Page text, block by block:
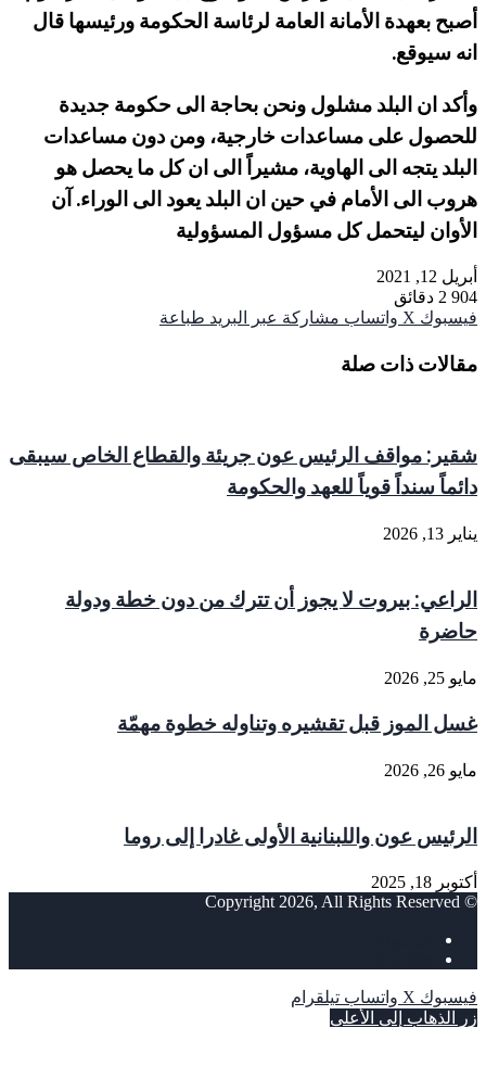
أصبح بعهدة الأمانة العامة لرئاسة الحكومة ورئيسها قال
انه سيوقع.
وأكد ان البلد مشلول ونحن بحاجة الى حكومة جديدة
للحصول على مساعدات خارجية، ومن دون مساعدات
البلد يتجه الى الهاوية، مشيراً الى ان كل ما يحصل هو
هروب الى الأمام في حين ان البلد يعود الى الوراء. آن
الأوان ليتحمل كل مسؤول المسؤولية
أبريل 12, 2021
904 2 دقائق
فيسبوك ‫X واتساب مشاركة عبر البريد طباعة
مقالات ذات صلة
شقير: مواقف الرئيس عون جريئة والقطاع الخاص سيبقى
دائماً سنداً قوياً للعهد والحكومة
يناير 13, 2026
الراعي: بيروت لا يجوز أن تترك من دون خطة ودولة
حاضرة
مايو 25, 2026
غسل الموز قبل تقشيره وتناوله خطوة مهمّة
مايو 26, 2026
الرئيس عون واللبنانية الأولى غادرا إلى روما
أكتوبر 18, 2025
© Copyright 2026, All Rights Reserved
فيسبوك ‫X واتساب تيلقرام
زر الذهاب إلى الأعلى